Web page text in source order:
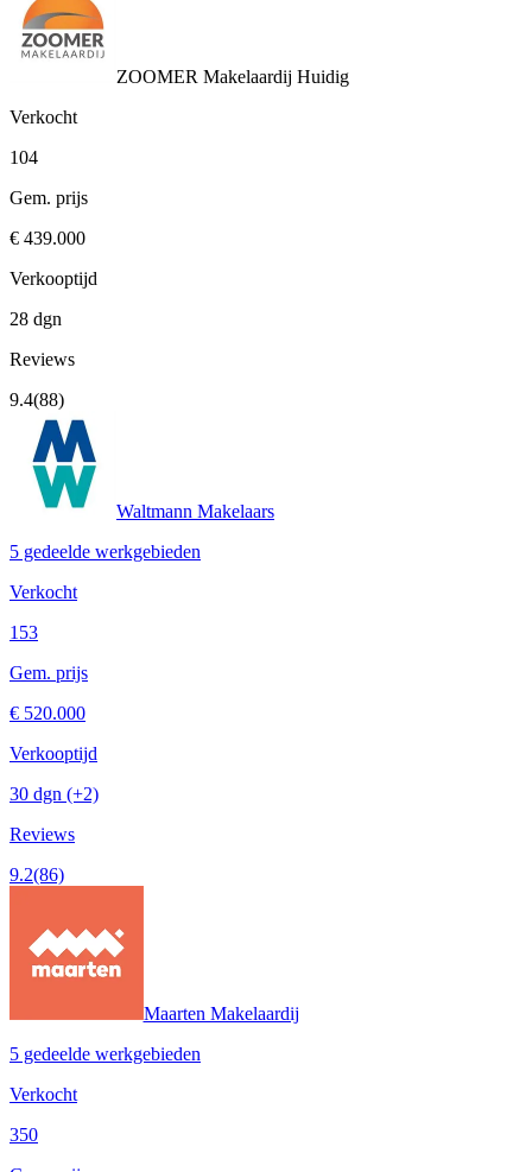
ZOOMER Makelaardij Huidig
Verkocht
104
Gem. prijs
€ 439.000
Verkooptijd
28 dgn
Reviews
9.4(88)
Waltmann Makelaars
5 gedeelde werkgebieden
Verkocht
153
Gem. prijs
€ 520.000
Verkooptijd
30 dgn (+2)
Reviews
9.2(86)
Maarten Makelaardij
5 gedeelde werkgebieden
Verkocht
350